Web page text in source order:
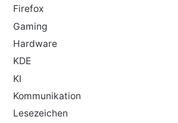
Firefox
Gaming
Hardware
KDE
KI
Kommunikation
Lesezeichen